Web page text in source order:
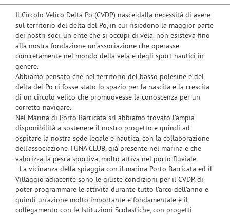
Il Circolo Velico Delta Po (CVDP) nasce dalla necessità di avere
sul territorio del delta del Po, in cui risiedono la maggior parte
dei nostri soci, un ente che si occupi di vela, non esisteva fino
alla nostra fondazione un’associazione che operasse
concretamente nel mondo della vela e degli sport nautici in
genere.
Abbiamo pensato che nel territorio del basso polesine e del
delta del Po ci fosse stato lo spazio per la nascita e la crescita
di un circolo velico che promuovesse la conoscenza per un
corretto navigare.
Nel Marina di Porto Barricata srl abbiamo trovato l’ampia
disponibilità a sostenere il nostro progetto e quindi ad
ospitare la nostra sede legale e nautica, con la collaborazione
dell’associazione TUNA CLUB, già presente nel marina e che
valorizza la pesca sportiva, molto attiva nel porto fluviale.
La vicinanza della spiaggia con il marina Porto Barricata ed il
Villaggio adiacente sono le giuste condizioni per il CVDP, di
poter programmare le attività durante tutto l’arco dell’anno e
quindi un’azione molto importante e fondamentale è il
collegamento con le Istituzioni Scolastiche, con progetti